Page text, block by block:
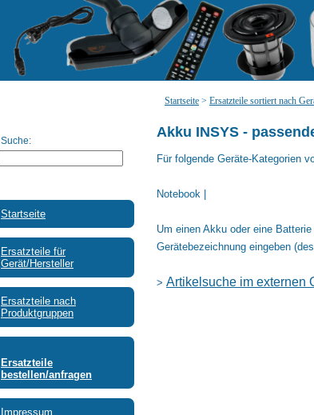
Akku INSYS -
Für folgende Geräte-Kategorien
Notebook |
Um einen Akku oder eine
Gerätebezeichnung eingeben
> Artikelsuche im externen
Startseite > Ersatzteile sortiert nach
Suche: